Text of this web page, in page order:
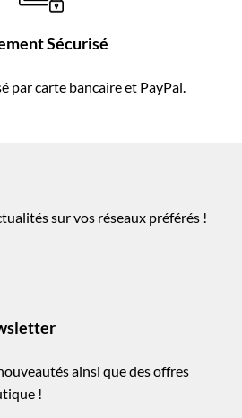
Sécurisé
par carte bancaire et PayPal.
sur vos réseaux préférés !
ainsi que des offres
!